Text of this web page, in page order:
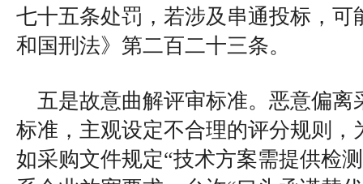
七十五条处罚，若涉及串通投标，可
和国刑法》第二百二十三条。
五是故意曲解评审标准。恶意偏离
标准，主观设定不合理的评分规则，
如采购文件规定“技术方案需提供检